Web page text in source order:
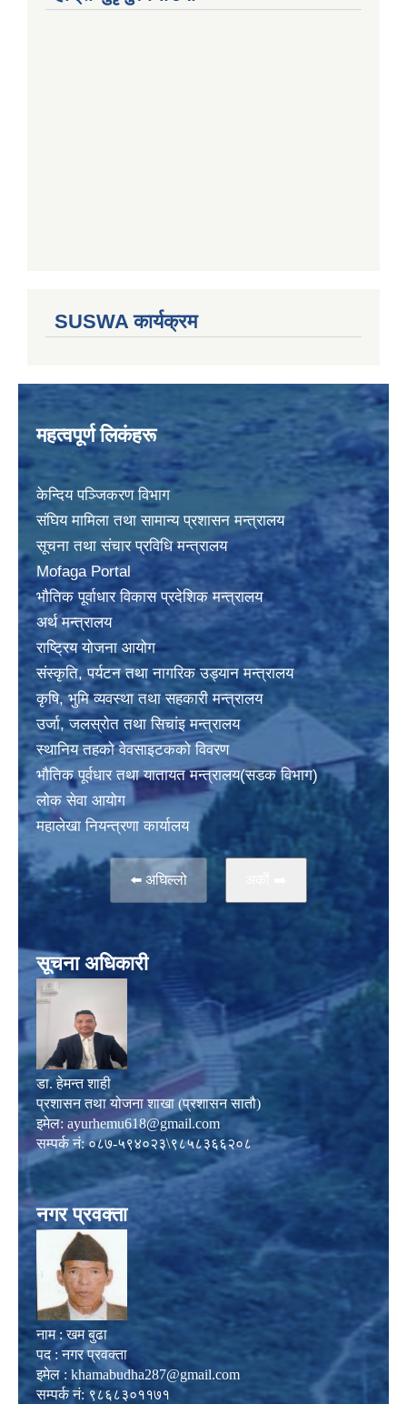
SUSWA कार्यक्रम
महत्वपूर्ण लिकंहरू
केन्दिय पञ्जिकरण विभाग
संघिय मामिला तथा सामान्य प्रशासन मन्त्रालय
सूचना तथा संचार प्रविधि मन्त्रालय
Mofaga Portal
भाैतिक पूर्वाधार विकास प्रदेशिक मन्त्रालय
अर्थ मन्त्रालय
राष्ट्रिय योजना आयोग
संस्कृति, पर्यटन तथा नागरिक उड्यान मन्त्रालय
कृषि, भुमि व्यवस्था तथा सहकारी मन्त्रालय
उर्जा, जलस्राेत तथा सिचांइ मन्त्रालय
स्थानिय तहकाे वेवसाइटककाे विवरण
भाैतिक पूर्वधार तथा यातायत मन्त्रालय(सडक विभाग)
लाेक सेवा आयोग
महालेखा नियन्त्रणा कार्यालय
⬅️ अघिल्लो
सूचना अधिकारी
डा. हेमन्त शाही
प्रशासन तथा योजना शाखा (प्रशासन सातौ)
इमेल: ayurhemu618@gmail.com
सम्पर्क नं: ०८७-५९४०२३\९८५८३६६२०८
नगर प्रवक्ता
नाम : खम बुढा
पद : नगर प्रवक्ता
इमेल : khamabudha287@gmail.com
सम्पर्क नं: ९८६८३०११७१